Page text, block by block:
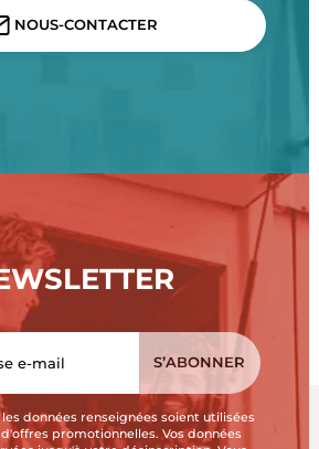
NOUS-CONTACTER
données renseignées soient utilisées
promotionnelles. Vos données